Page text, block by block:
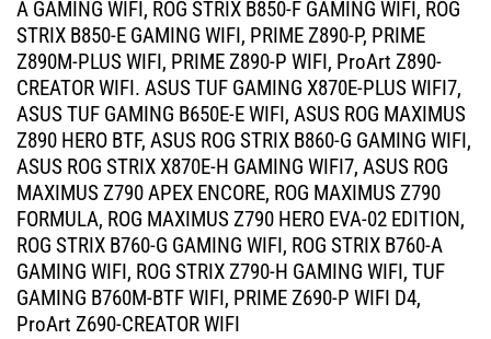
A GAMING WIFI, ROG STRIX B850-F GAMING WIFI, ROG
STRIX B850-E GAMING WIFI, PRIME Z890-P, PRIME
Z890M-PLUS WIFI, PRIME Z890-P WIFI, ProArt Z890-
CREATOR WIFI. ASUS TUF GAMING X870E-PLUS WIFI7,
ASUS TUF GAMING B650E-E WIFI, ASUS ROG MAXIMUS
Z890 HERO BTF, ASUS ROG STRIX B860-G GAMING WIFI,
ASUS ROG STRIX X870E-H GAMING WIFI7, ASUS ROG
MAXIMUS Z790 APEX ENCORE, ROG MAXIMUS Z790
FORMULA, ROG MAXIMUS Z790 HERO EVA-02 EDITION,
ROG STRIX B760-G GAMING WIFI, ROG STRIX B760-A
GAMING WIFI, ROG STRIX Z790-H GAMING WIFI, TUF
GAMING B760M-BTF WIFI, PRIME Z690-P WIFI D4,
ProArt Z690-CREATOR WIFI